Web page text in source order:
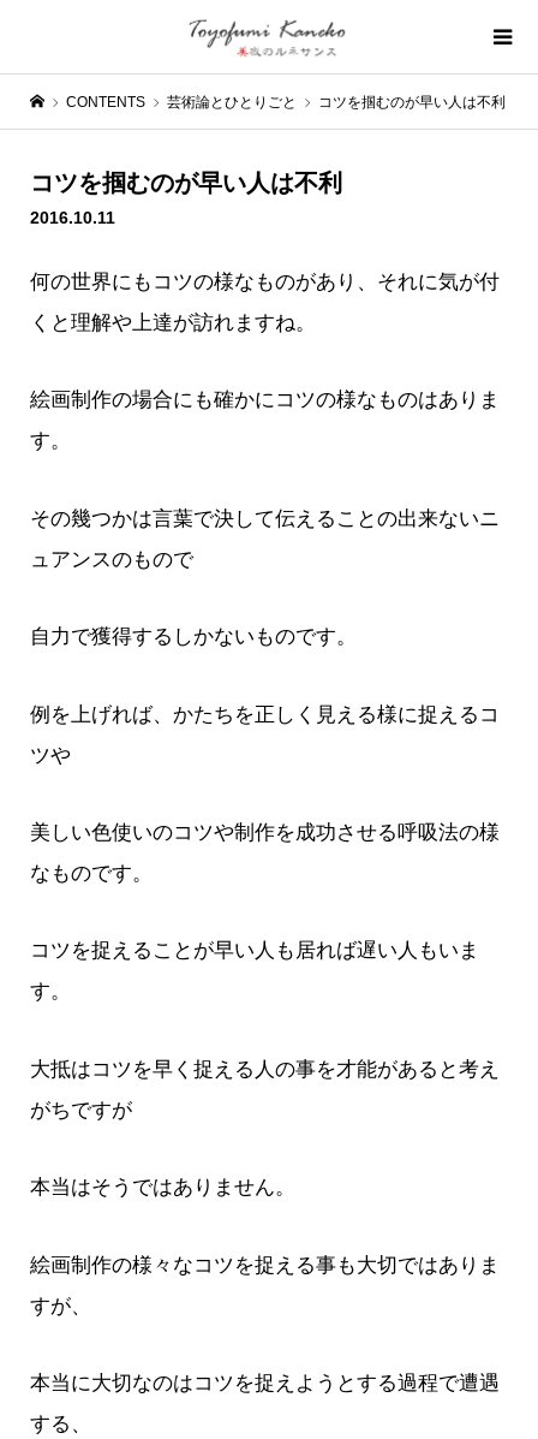
CONTENTS 芸術論とひとりごと コツを掴むのが早い人は不利
コツを掴むのが早い人は不利
2016.10.11
何の世界にもコツの様なものがあり、それに気が付
くと理解や上達が訪れますね。
絵画制作の場合にも確かにコツの様なものはありま
す。
その幾つかは言葉で決して伝えることの出来ないニ
ュアンスのもので
自力で獲得するしかないものです。
例を上げれば、かたちを正しく見える様に捉えるコ
ツや
美しい色使いのコツや制作を成功させる呼吸法の様
なものです。
コツを捉えることが早い人も居れば遅い人もいま
す。
大抵はコツを早く捉える人の事を才能があると考え
がちですが
本当はそうではありません。
絵画制作の様々なコツを捉える事も大切ではありま
すが、
本当に大切なのはコツを捉えようとする過程で遭遇
する、